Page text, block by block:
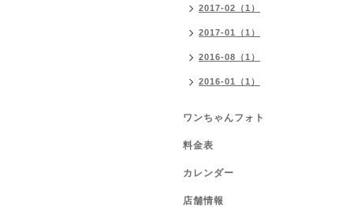
2017-02（1）
2017-01（1）
2016-08（1）
2016-01（1）
ワンちゃんフォト
料金表
カレンダー
店舗情報